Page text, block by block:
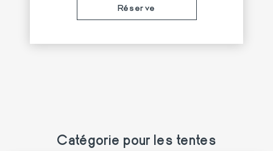
Réserve
Catégorie pour les tentes